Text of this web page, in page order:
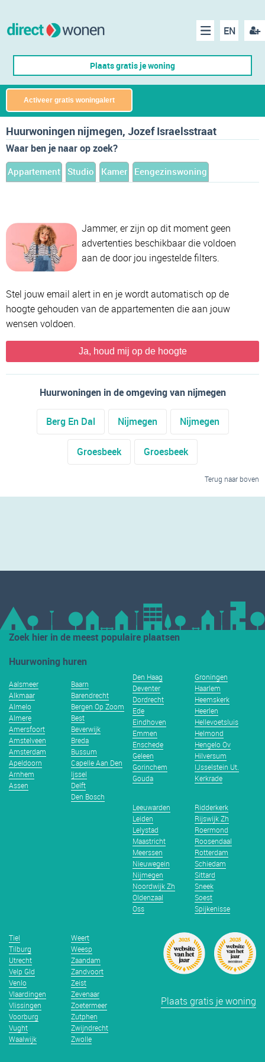
EN
Menu
Plaats gratis je woning
Activeer gratis woningalert
Huurwoningen nijmegen, Jozef Israelsstraat
Waar ben je naar op zoek?
Appartement Studio Kamer Eengezinswoning
Jammer, er zijn op dit moment geen
advertenties beschikbaar die voldoen
aan de door jou ingestelde filters.
Stel jouw email alert in en je wordt automatisch op de
hoogte gehouden van de appartementen die aan jouw
wensen voldoen.
Ja, houd mij op de hoogte
Huurwoningen in de omgeving van nijmegen
Berg En Dal Nijmegen Nijmegen
Groesbeek Groesbeek
Terug naar boven
Zoek hier in de meest populaire plaatsen
Huurwoning huren
Aalsmeer
Alkmaar
Almelo
Almere
Amersfoort
Amstelveen
Amsterdam
Apeldoorn
Arnhem
Assen
Baarn
Barendrecht
Bergen Op Zoom
Best
Beverwijk
Breda
Bussum
Capelle Aan Den
Ijssel
Delft
Den Bosch
Den Haag
Deventer
Dordrecht
Ede
Eindhoven
Emmen
Enschede
Geleen
Gorinchem
Gouda
Groningen
Haarlem
Heemskerk
Heerlen
Hellevoetsluis
Helmond
Hengelo Ov
Hilversum
IJsselstein Ut.
Kerkrade
Leeuwarden
Leiden
Lelystad
Maastricht
Meerssen
Nieuwegein
Nijmegen
Noordwijk Zh
Oldenzaal
Oss
Ridderkerk
Rijswijk Zh
Roermond
Roosendaal
Rotterdam
Schiedam
Sittard
Sneek
Soest
Spijkenisse
Tiel
Tilburg
Utrecht
Velp Gld
Venlo
Vlaardingen
Vlissingen
Voorburg
Vught
Waalwijk
Weert
Weesp
Zaandam
Zandvoort
Zeist
Zevenaar
Zoetermeer
Zutphen
Zwijndrecht
Zwolle
Plaats gratis je woning